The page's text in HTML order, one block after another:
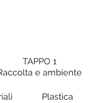
TAPPO 1
e ambiente
Plastica